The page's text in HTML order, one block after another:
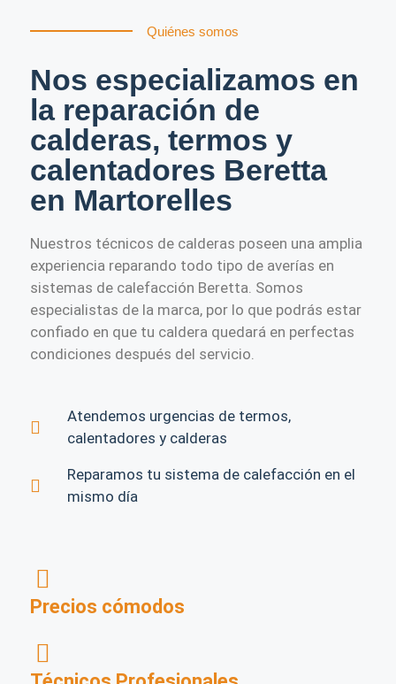
Quiénes somos
Nos especializamos en
la reparación de
calderas, termos y
calentadores Beretta
en Martorelles
Nuestros técnicos de calderas poseen una amplia
experiencia reparando todo tipo de averías en
sistemas de calefacción Beretta. Somos
especialistas de la marca, por lo que podrás estar
confiado en que tu caldera quedará en perfectas
condiciones después del servicio.
Atendemos urgencias de termos,
calentadores y calderas
Reparamos tu sistema de calefacción en el
mismo día
Precios cómodos